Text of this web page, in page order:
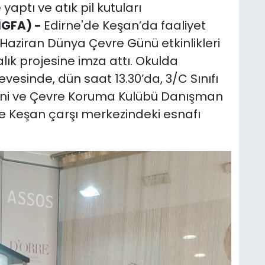
ve atık pil kutuları
- Edirne'de Keşan’da faaliyet
Dünya Çevre Günü etkinlikleri
projesine imza attı. Okulda
dün saat 13.30’da, 3/C Sınıfı
ve Çevre Koruma Kulübü Danışman
çarşı merkezindeki esnafı